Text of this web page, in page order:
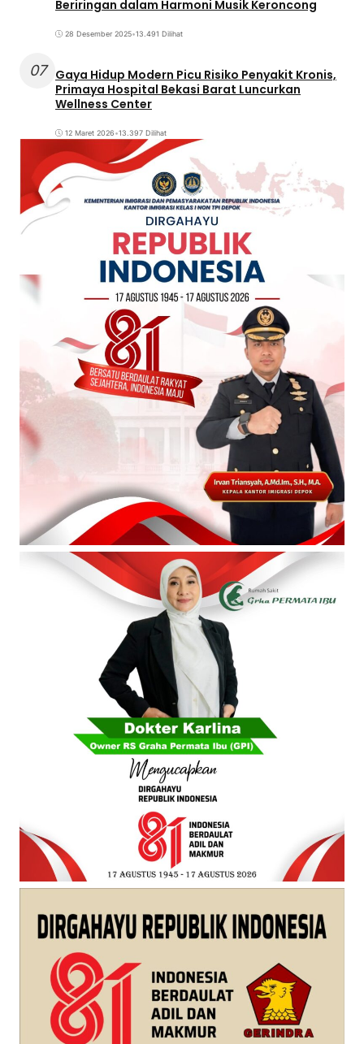
Beriringan dalam Harmoni Musik Keroncong
28 Desember 2025•13.491 Dilihat
07
Gaya Hidup Modern Picu Risiko Penyakit Kronis,
Primaya Hospital Bekasi Barat Luncurkan
Wellness Center
12 Maret 2026•13.397 Dilihat